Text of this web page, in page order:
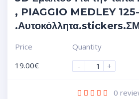
, PIAGGIO MEDLEY
Price
19.00€
Quantity
-
+
0